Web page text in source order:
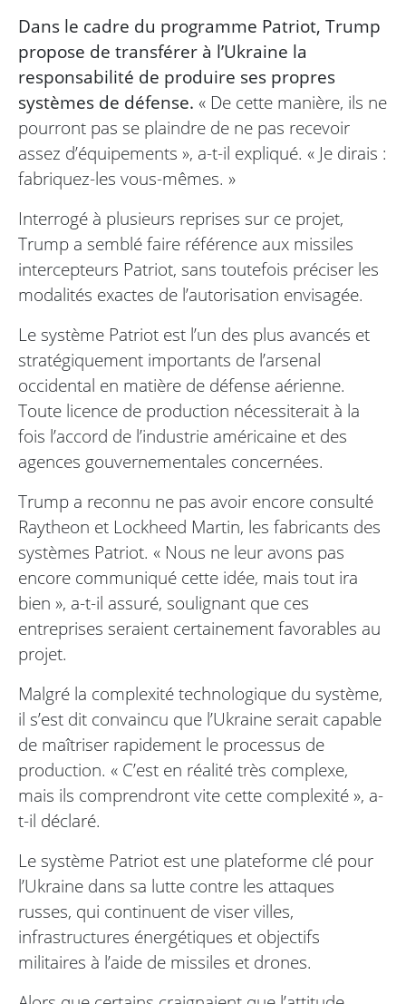
Dans le cadre du programme Patriot, Trump
propose de transférer à l’Ukraine la
responsabilité de produire ses propres
systèmes de défense. « De cette manière, ils ne
pourront pas se plaindre de ne pas recevoir
assez d’équipements », a-t-il expliqué. « Je dirais :
fabriquez-les vous-mêmes. »
Interrogé à plusieurs reprises sur ce projet,
Trump a semblé faire référence aux missiles
intercepteurs Patriot, sans toutefois préciser les
modalités exactes de l’autorisation envisagée.
Le système Patriot est l’un des plus avancés et
stratégiquement importants de l’arsenal
occidental en matière de défense aérienne.
Toute licence de production nécessiterait à la
fois l’accord de l’industrie américaine et des
agences gouvernementales concernées.
Trump a reconnu ne pas avoir encore consulté
Raytheon et Lockheed Martin, les fabricants des
systèmes Patriot. « Nous ne leur avons pas
encore communiqué cette idée, mais tout ira
bien », a-t-il assuré, soulignant que ces
entreprises seraient certainement favorables au
projet.
Malgré la complexité technologique du système,
il s’est dit convaincu que l’Ukraine serait capable
de maîtriser rapidement le processus de
production. « C’est en réalité très complexe,
mais ils comprendront vite cette complexité », a-
t-il déclaré.
Le système Patriot est une plateforme clé pour
l’Ukraine dans sa lutte contre les attaques
russes, qui continuent de viser villes,
infrastructures énergétiques et objectifs
militaires à l’aide de missiles et drones.